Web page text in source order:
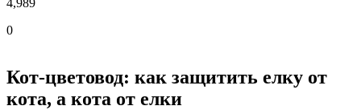
4,989
0
Кот-цветовод: как защитить елку от
кота, а кота от елки